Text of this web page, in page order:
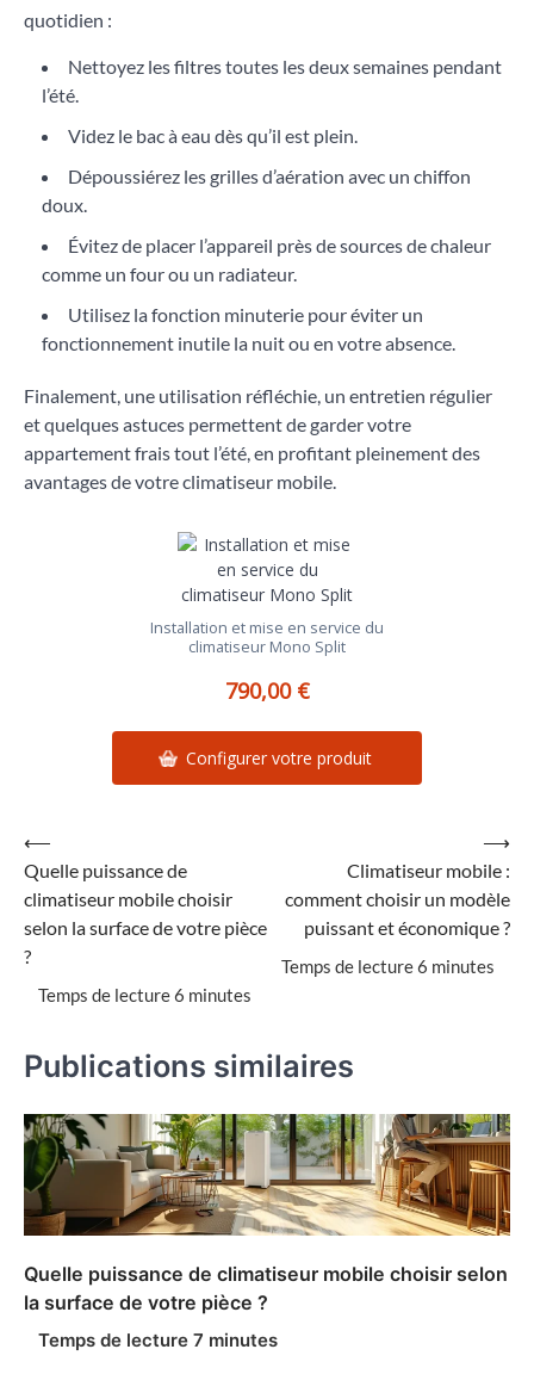
quotidien :
Nettoyez les filtres toutes les deux semaines pendant
l’été.
Videz le bac à eau dès qu’il est plein.
Dépoussiérez les grilles d’aération avec un chiffon
doux.
Évitez de placer l’appareil près de sources de chaleur
comme un four ou un radiateur.
Utilisez la fonction minuterie pour éviter un
fonctionnement inutile la nuit ou en votre absence.
Finalement, une utilisation réfléchie, un entretien régulier
et quelques astuces permettent de garder votre
appartement frais tout l’été, en profitant pleinement des
avantages de votre climatiseur mobile.
Installation et mise en service du
climatiseur Mono Split
790,00 €
Configurer votre produit
Navigation
de
l’article
⟵
Quelle puissance de
climatiseur mobile choisir
selon la surface de votre pièce
?
Climatiseur mobile :
comment choisir un modèle
puissant et économique ?
⟶
Publications similaires
Quelle puissance de climatiseur mobile choisir selon
la surface de votre pièce ?